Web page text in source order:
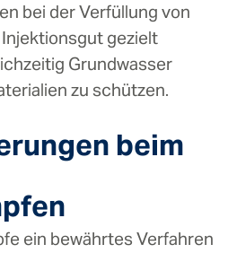
bei der Verfüllung von
gezielt
Grundwasser
zu schützen.
beim
ein bewährtes Verfahren